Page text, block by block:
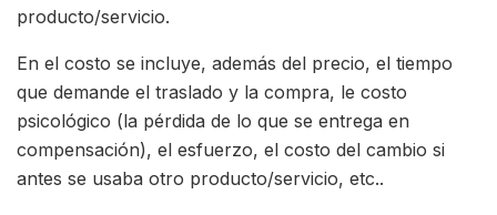
producto/servicio.
En el costo se incluye, además del precio, el tiempo
que demande el traslado y la compra, le costo
psicológico (la pérdida de lo que se entrega en
compensación), el esfuerzo, el costo del cambio si
antes se usaba otro producto/servicio, etc..